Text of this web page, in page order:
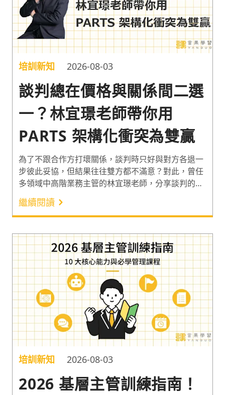
培訓新知 2026-08-03
談判總在價格與關係間二選
一？林宜璟老師帶你用
PARTS 架構化衝突為雙贏
為了不跟合作方打壞關係，談判時只好與對方各退一
步彼此妥協，但結果往往雙方都不滿意？對此，曾任
多領域中高階業務主管的林宜璟老師，分享談判的核
心思維與 PARTS 架構。幫企業拆解談判的底層邏
輯，透過 5 大談判變數打破協商僵局，創造對話雙方
都滿意的雙贏結局。
繼續閱讀
培訓新知 2026-08-03
2026 基層主管訓練指南！